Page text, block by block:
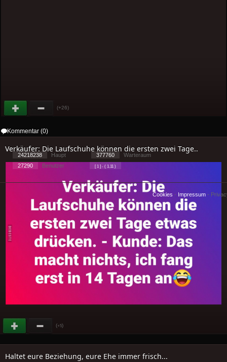
(+26)
Kommentar (0)
Verkäufer: Die Laufschuhe können die ersten zwei Tage..
(+5)
Haltet eure Beziehung, eure Ehe immer frisch...
24218238 Haupt 377760
Warteraum
27290
Benutzer [ 1 ] - ( 1.11 )
Cookies - Impressum -